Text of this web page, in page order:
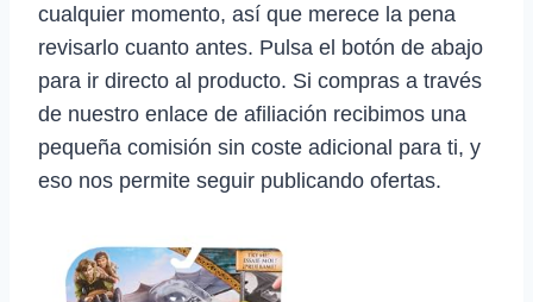
cualquier momento, así que merece la pena
revisarlo cuanto antes. Pulsa el botón de abajo
para ir directo al producto. Si compras a través
de nuestro enlace de afiliación recibimos una
pequeña comisión sin coste adicional para ti, y
eso nos permite seguir publicando ofertas.